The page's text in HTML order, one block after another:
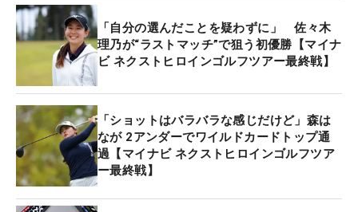
アーに8試合出場し、トップ10が3回、プロテストは
第2次予選で敗北という無念の結果に終わってしま
った。「つらい一年だった…」と肩を落とす福岡だ
が、まだチャンスは残っている。
マイナビポイントランキング（MP）23位の資格で
同ツアーの最終戦への切符を獲得している。気持ち
を切り替えて、練習も再開し「最近はショットも真
っすぐ飛ぶようになってきた」と徐々に調子も取り
戻している状況。「なので、最後は楽しく、頑張り
「自分の選んだことを疑わずに」 佐々木
理乃が“ラストマッチ”で狙う初優勝【マイナ
ビ ネクストヒロインゴルフツアー最終戦】
「ショットはバラバラな感じだけど」森は
なが 2アンダーでワイルドカードトップ通
過【マイナビ ネクストヒロインゴルフツア
ー最終戦】